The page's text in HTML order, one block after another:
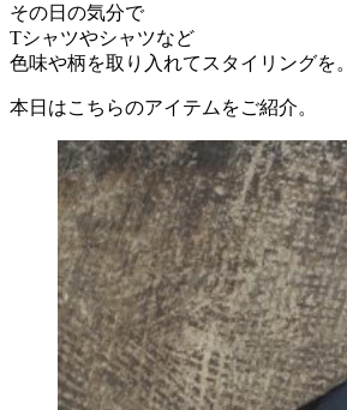
その日の気分で
Tシャツやシャツなど
色味や柄を取り入れてスタイリングを。
本日はこちらのアイテムをご紹介。